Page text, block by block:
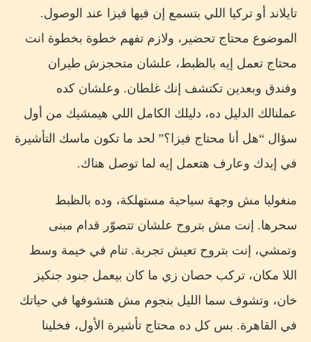
تايلاند أو تركيا اللي بتسمع إن فيها فيزا عند الوصول.
الموضوع محتاج تحضير، ولازم تفهم خطوة بخطوة انت
محتاج تعمل إيه بالظبط، علشان متحجزش طيران
وفندق وبعدين تكتشف إنك غلطان. وعلشان كده
عملنالك الدليل ده، دليلك الكامل اللي هيمشيك من أول
سؤال “هل أنا محتاج فيزا؟” لحد ما تكون ماسك التأشيرة
في إيدك وعارف هتعمل إيه لما توصل هناك.
منغوليا مش وجهة سياحية مستهلكة، وده بالظبط
سحرها. إنت مش بتروح علشان تتصوّر قدام مبنى
وتمشي، إنت بتروح تعيش تجربة. تنام في خيمة وسط
اللا مكان، تركب حصان زي ما كان بيعمل جنود جنكيز
خان، وتشوف سما الليل بنجوم مش هتشوفها في حياتك
في القاهرة. بس كل ده محتاج تأشيرة الأول، فخلينا